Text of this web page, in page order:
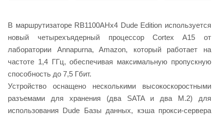
В маршрутизаторе RB1100AHx4 Dude Edition используется
новый четырехъядерный процессор Cortex A15 от
лаборатории Annapurna, Amazon, который работает на
частоте 1,4 ГГц, обеспечивая максимальную пропускную
способность до 7,5 Гбит.
Устройство оснащено несколькими высокоскоростными
разъемами для хранения (два SATA и два M.2) для
использования Dude Базы данных, кэша прокси-сервера